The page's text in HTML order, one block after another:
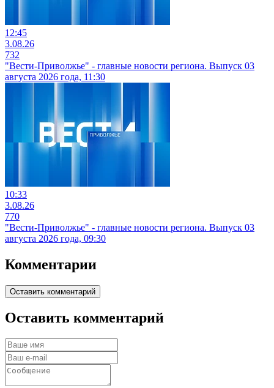
12:45
3.08.26
732
"Вести-Приволжье" - главные новости региона. Выпуск 03
августа 2026 года, 11:30
10:33
3.08.26
770
"Вести-Приволжье" - главные новости региона. Выпуск 03
августа 2026 года, 09:30
Комментарии
Оставить комментарий
Оставить комментарий